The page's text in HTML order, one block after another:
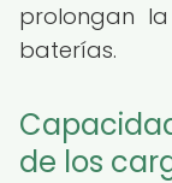
prolongan
baterías.
de los